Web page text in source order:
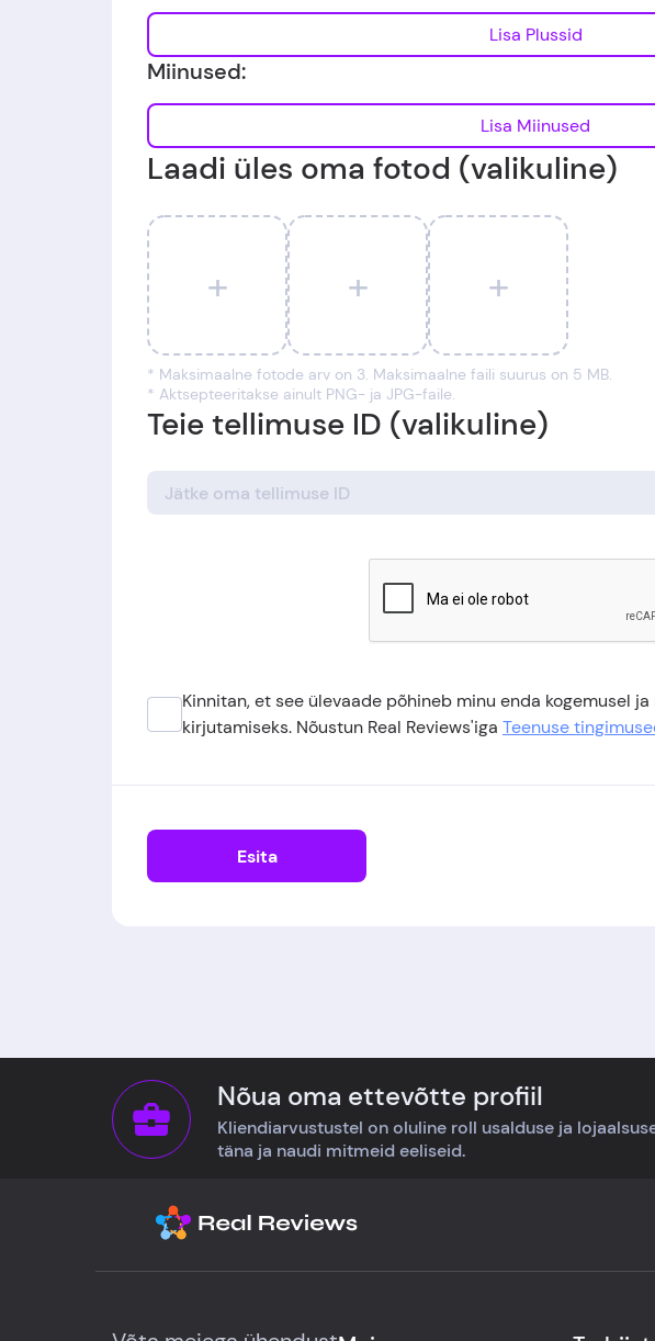
Lisa Plussid
Miinused:
Lisa Miinused
Laadi üles oma fotod (valikuline)
+ + +
* Maksimaalne fotode arv on 3. Maksimaalne faili suurus on 5 MB.
* Aktsepteeritakse ainult PNG- ja JPG-faile.
Teie tellimuse ID (valikuline)
Kinnitan, et see ülevaade põhineb minu enda kogemusel
kirjutamiseks. Nõustun Real Reviews'iga Teenuse
Esita
Nõua oma ettevõtte profiil
Kliendiarvustustel on oluline roll usalduse ja
täna ja naudi mitmeid eeliseid.